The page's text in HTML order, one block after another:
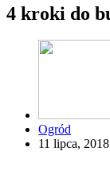
4 kroki do
Ogród
11 lipca, 2018